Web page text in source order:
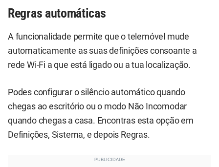
Regras automáticas
A funcionalidade permite que o telemóvel mude
automaticamente as suas definições consoante a
rede Wi-Fi a que está ligado ou a tua localização.
Podes configurar o silêncio automático quando
chegas ao escritório ou o modo Não Incomodar
quando chegas a casa. Encontras esta opção em
Definições, Sistema, e depois Regras.